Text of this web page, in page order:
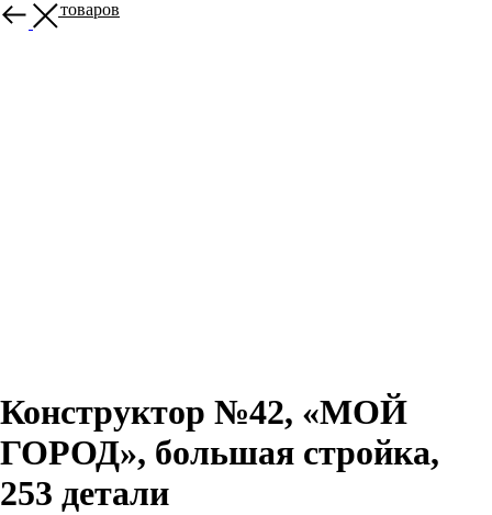
Больше товаров
Конструктор №42, «МОЙ
ГОРОД», большая стройка,
253 детали